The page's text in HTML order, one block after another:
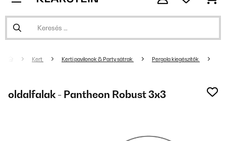
Kert Kerti pavilonok & Party sátrak Pergola kiegészítők
oldalfalak - Pantheon Robust 3x3